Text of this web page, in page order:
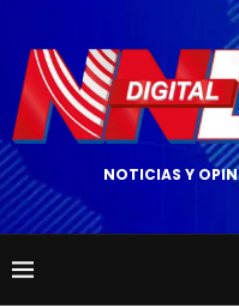
NOTICIAS Y